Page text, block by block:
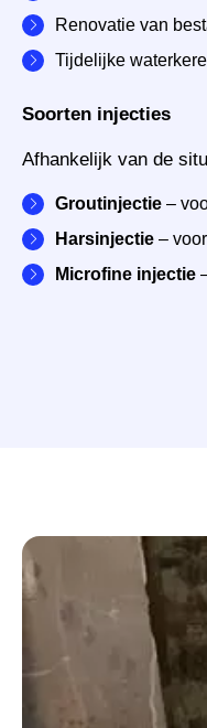
Renovatie van
Tijdelijke
Soorten injecties
Afhankelijk van de
Groutinjectie –
Harsinjectie –
Microfine injectie